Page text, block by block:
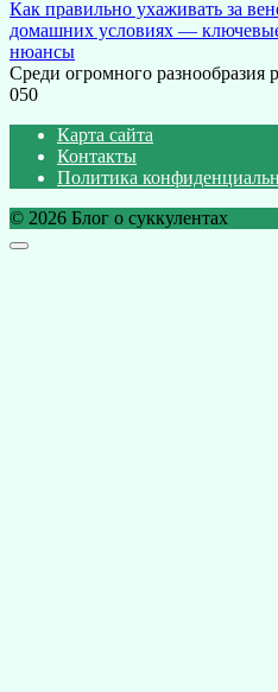
Как правильно ухаживать за
домашних условиях —
нюансы
Среди огромного разнообразия
050
Карта сайта
Контакты
Политика
© 2026 Блог о суккулентах